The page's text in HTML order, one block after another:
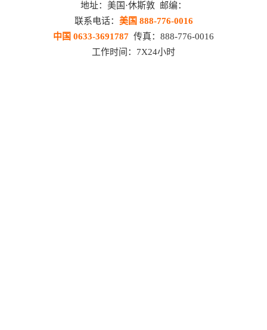
地址：美国·休斯敦 邮编：
联系电话： 美国 888-776-0016
中国 0633-3691787 传真：888-776-0016
工作时间：7X24小时